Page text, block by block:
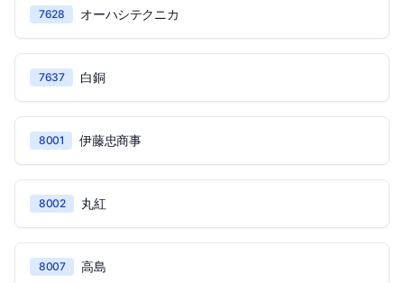
7628 オーハシテクニカ
7637 白銅
8001 伊藤忠商事
8002 丸紅
8007 高島